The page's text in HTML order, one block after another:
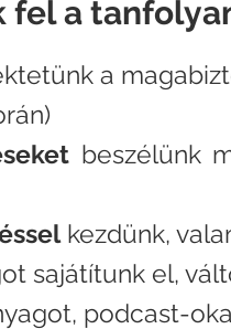
fel a
a
beszélünk
kezdünk,
sajátítunk el,
podcast-